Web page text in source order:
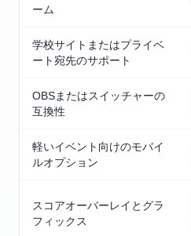
ーム
学校サイトまたはプライベ
ート宛先のサポート
OBSまたはスイッチャーの
互換性
軽いイベント向けのモバイ
ルオプション
スコアオーバーレイとグラ
フィックス